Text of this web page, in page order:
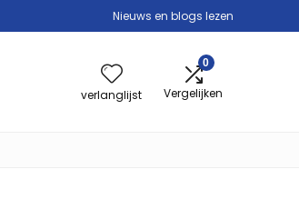
Nieuws en blogs lezen
verlanglijst
0
Vergelijken